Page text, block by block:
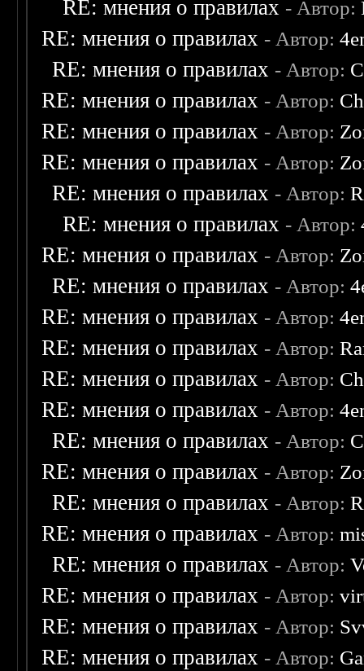
RE: мнения о правилах - Автор:
RE: мнения о правилах - Автор:
RE: мнения о правилах - Автор:
RE: мнения о правилах - Автор:
RE: мнения о правилах - Автор:
RE: мнения о правилах - Автор:
RE: мнения о правилах - Автор:
RE: мнения о правилах - Автор:
RE: мнения о правилах - Автор:
RE: мнения о правилах - Автор:
RE: мнения о правилах - Автор:
RE: мнения о правилах - Автор:
RE: мнения о правилах - Автор:
RE: мнения о правилах - Автор:
RE: мнения о правилах - Автор:
RE: мнения о правилах - Автор:
RE: мнения о правилах - Автор:
RE: мнения о правилах - Автор:
RE: мнения о правилах - Автор:
RE: мнения о правилах - Автор:
RE: мнения о правилах - Автор:
RE: мнения о правилах - Автор: